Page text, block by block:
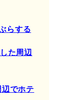
らする
た周辺
辺でホテ